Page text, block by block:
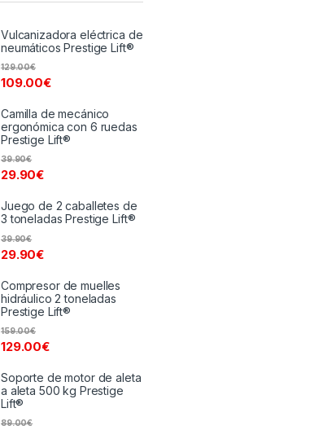
Vulcanizadora eléctrica de
neumáticos Prestige Lift®
109.00€
129.00€
Camilla de mecánico
ergonómica con 6 ruedas
Prestige Lift®
29.90€
39.90€
Juego de 2 caballetes de
3 toneladas Prestige Lift®
29.90€
39.90€
Compresor de muelles
hidráulico 2 toneladas
Prestige Lift®
129.00€
159.00€
Soporte de motor de aleta
a aleta 500 kg Prestige
Lift®
89.00€